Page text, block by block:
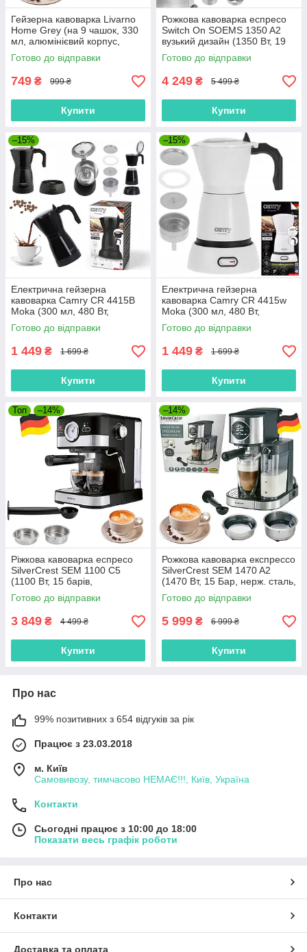
Гейзерна кавоварка Livarno
Home Grey (на 9 чашок, 330
мл, алюмінієвий корпус,
Німеччина)
Готово до відправки
749 ₴ 999 ₴
Купити
Рожкова кавоварка еспресо
Switch On SOEMS 1350 A2
вузький дизайн (1350 Вт, 19
бар, регулювання тем.,
Німеччина)
Готово до відправки
4 249 ₴ 5 499 ₴
Купити
–15%
Електрична гейзерна
кавоварка Camry CR 4415B
Moka (300 мл, 480 Вт,
Польща)
Готово до відправки
1 449 ₴ 1 699 ₴
Купити
–15%
Електрична гейзерна
кавоварка Camry CR 4415w
Moka (300 мл, 480 Вт,
Польща)
Готово до відправки
1 449 ₴ 1 699 ₴
Купити
Топ –14%
Ріжкова кавоварка еспресо
SilverCrest SEM 1100 C5
(1100 Вт, 15 барів,
капучинатор, Німеччина)
Готово до відправки
3 849 ₴ 4 499 ₴
Купити
–14%
Рожкова кавоварка експрессо
SilverCrest SEM 1470 A2
(1470 Вт, 15 Бар, нерж. сталь,
Німеччина)
Готово до відправки
5 999 ₴ 6 999 ₴
Купити
Про нас
99% позитивних з 654 відгуків за рік
Працює з 23.03.2018
м. Київ
Самовивозу, тимчасово НЕМАЄ!!!, Київ, Україна
Контакти
Сьогодні працює з 10:00 до 18:00
Показати весь графік роботи
Про нас
Контакти
Доставка та оплата